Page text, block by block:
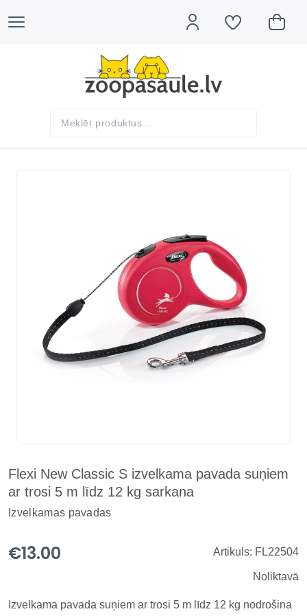
Flexi New Classic S izvelkama pavada suņiem
ar trosi 5 m līdz 12 kg sarkana
Izvelkamas pavadas
€13.00 Artikuls: FL22504
Noliktavā
Izvelkama pavada suņiem ar trosi 5 m līdz 12 kg nodrošina